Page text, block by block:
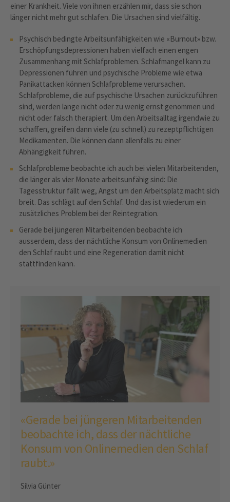
einer Krankheit. Viele von ihnen erzählen mir, dass sie schon
länger nicht mehr gut schlafen. Die Ursachen sind vielfältig.
Psychisch bedingte Arbeitsunfähigkeiten wie «Burnout» bzw.
Erschöpfungsdepressionen haben vielfach einen engen
Zusammenhang mit Schlafproblemen. Schlafmangel kann zu
Depressionen führen und psychische Probleme wie etwa
Panikattacken können Schlafprobleme verursachen.
Schlafprobleme, die auf psychische Ursachen zurückzuführen
sind, werden lange nicht oder zu wenig ernst genommen und
nicht oder falsch therapiert. Um den Arbeitsalltag irgendwie zu
schaffen, greifen dann viele (zu schnell) zu rezeptpflichtigen
Medikamenten. Die können dann allenfalls zu einer
Abhängigkeit führen.
Schlafprobleme beobachte ich auch bei vielen Mitarbeitenden,
die länger als vier Monate arbeitsunfähig sind: Die
Tagesstruktur fällt weg, Angst um den Arbeitsplatz macht sich
breit. Das schlägt auf den Schlaf. Und das ist wiederum ein
zusätzliches Problem bei der Reintegration.
Gerade bei jüngeren Mitarbeitenden beobachte ich
ausserdem, dass der nächtliche Konsum von Onlinemedien
den Schlaf raubt und eine Regeneration damit nicht
stattfinden kann.
«Gerade bei jüngeren Mitarbeitenden
beobachte ich, dass der nächtliche
Konsum von Onlinemedien den Schlaf
raubt.»
Silvia Günter